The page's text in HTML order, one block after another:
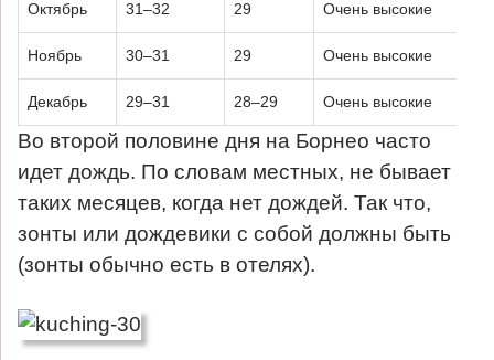
Октябрь 31–32 29 Очень высокие
Ноябрь 30–31 29 Очень высокие
Декабрь 29–31 28–29 Очень высокие
Во второй половине дня на Борнео часто
идет дождь. По словам местных, не бывает
таких месяцев, когда нет дождей. Так что,
зонты или дождевики с собой должны быть
(зонты обычно есть в отелях).